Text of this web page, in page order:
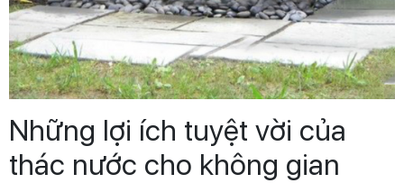
Những lợi ích tuyệt vời của
thác nước cho không gian